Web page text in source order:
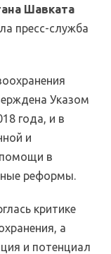
Шавката
пресс-служба
Указом
года, и в
и
в
реформы.
критике
а
и потенциал